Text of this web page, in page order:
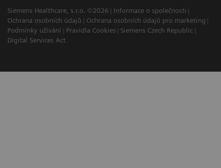
Siemens Healthcare, s.r.o. ©2026
Informace o společnosti
Ochrana osobních údajů
Ochrana osobních údajů pro marketing
Podmínky užívání
Pravidla Cookies
Siemens Czech Republic
Digital Services Act